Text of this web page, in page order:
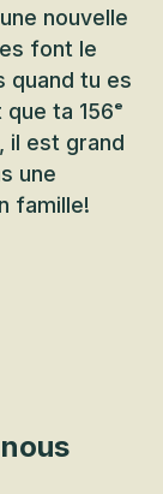
nouvelle
font le
quand tu es
ta 156ᵉ
il est grand
une
famille!